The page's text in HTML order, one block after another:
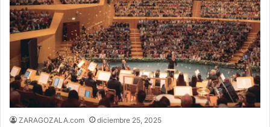
ZARAGOZALA.com diciembre 25, 2025